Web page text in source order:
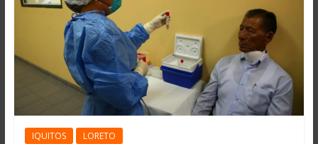
IQUITOS LORETO